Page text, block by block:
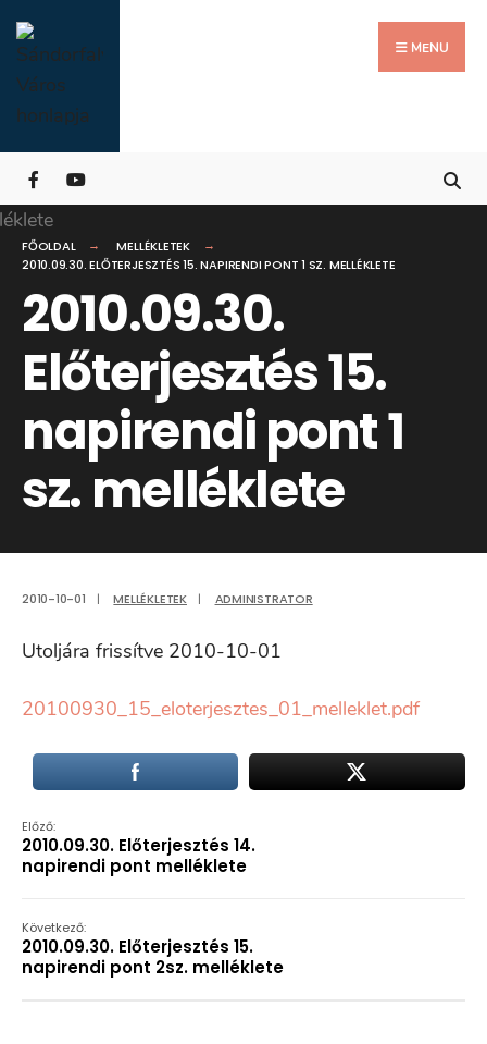
Skip
to
content
MENU
FŐOLDAL
MELLÉKLETEK
2010.09.30. ELŐTERJESZTÉS 15. NAPIRENDI PONT 1 SZ. MELLÉKLETE
2010.09.30.
Előterjesztés 15.
napirendi pont 1
sz. melléklete
2010-10-01 | MELLÉKLETEK | ADMINISTRATOR
Utoljára frissítve 2010-10-01
20100930_15_eloterjesztes_01_melleklet.pdf
Előző:
2010.09.30. Előterjesztés 14.
napirendi pont melléklete
Következő:
2010.09.30. Előterjesztés 15.
napirendi pont 2sz. melléklete
for:
Close